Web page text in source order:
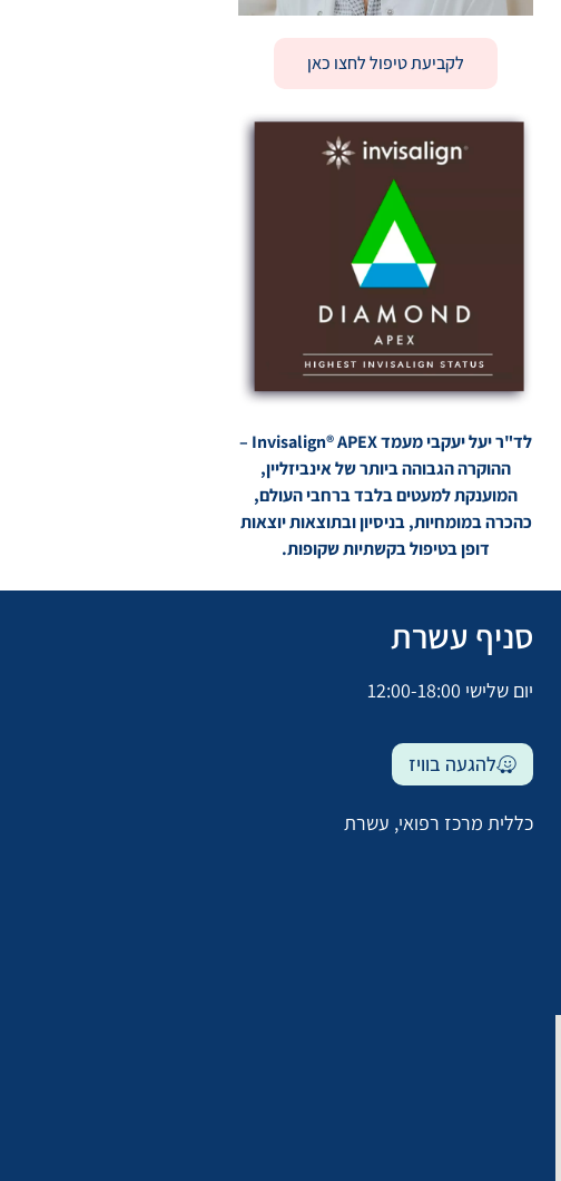
לקביעת טיפול לחצו כאן
לד"ר יעל יעקבי מעמד Invisalign® APEX –
ההוקרה הגבוהה ביותר של אינביזליין,
המוענקת למעטים בלבד ברחבי העולם,
כהכרה במומחיות, בניסיון ובתוצאות יוצאות
דופן בטיפול בקשתיות שקופות.
סניף עשרת
יום שלישי 12:00-18:00
להגעה בוויז
כללית מרכז רפואי, עשרת